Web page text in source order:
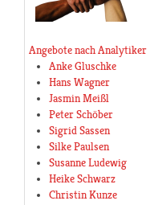
Angebote nach Analytiker
Anke Gluschke
Hans Wagner
Jasmin Meißl
Peter Schöber
Sigrid Sassen
Silke Paulsen
Susanne Ludewig
Heike Schwarz
Christin Kunze